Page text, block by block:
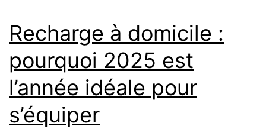
Recharge à domicile :
pourquoi 2025 est
l’année idéale pour
s’équiper